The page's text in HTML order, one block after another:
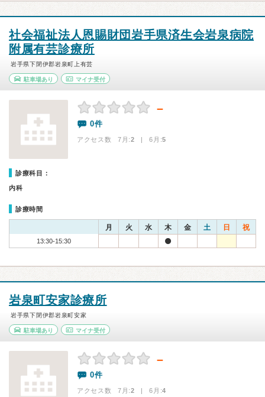
社会福祉法人恩賜財団岩手県済生会岩泉病院
附属有芸診療所
岩手県下閉伊郡岩泉町上有芸
駐車場あり マイナ受付
－
0件
アクセス数 7月:2 | 6月:5
診療科目：
内科
診療時間
月 火 水 木 金 土 日 祝
13:30-15:30
岩泉町安家診療所
岩手県下閉伊郡岩泉町安家
駐車場あり マイナ受付
－
0件
アクセス数 7月:2 | 6月:4